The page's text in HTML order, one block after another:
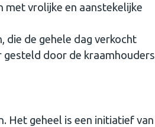
met vrolijke en aanstekelijke
die de gehele dag verkocht
gesteld door de
Het geheel is een initiatief van